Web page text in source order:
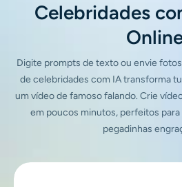
Vídeo AI
Gerador de beijo AI
Imagem AI
Imagem para imagem
Texto para Imagem
Editor e Criador de Fotos
Precificação
Celebridades
Digite prompts de texto ou envie
de celebridades com IA transforma
um vídeo de famoso falando. Crie
em poucos minutos, perfeitos para
pegadinhas